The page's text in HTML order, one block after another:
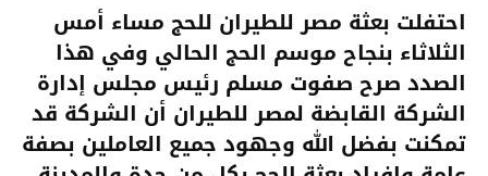
احتفلت بعثة مصر للطيران للحج مساء أمس
الثلاثاء بنجاح موسم الحج الحالي وفي هذا
الصدد صرح صفوت مسلم رئيس مجلس إدارة
الشركة القابضة لمصر للطيران أن الشركة قد
تمكنت بفضل الله وجهود جميع العاملين بصفة